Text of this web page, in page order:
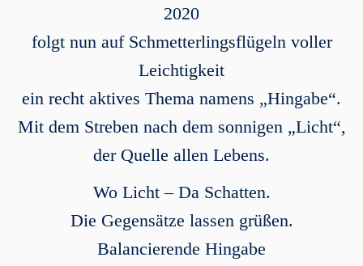
2020
folgt nun auf Schmetterlingsflügeln voller
Leichtigkeit
ein recht aktives Thema namens „Hingabe“.
Mit dem Streben nach dem sonnigen „Licht“,
der Quelle allen Lebens.
Wo Licht – Da Schatten.
Die Gegensätze lassen grüßen.
Balancierende Hingabe